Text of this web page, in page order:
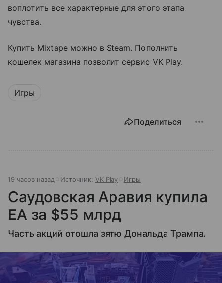
воплотить все характерные для этого этапа
чувства.
Купить Mixtape можно в Steam. Пополнить
кошелек магазина позволит сервис VK Play.
Игры
Поделиться
19 часов назад Источник: VK Play Игры
Саудовская Аравия купила
EA за $55 млрд
Часть акций отошла зятю Дональда Трампа.